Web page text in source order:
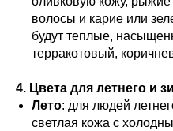
волосы и карие или
будут теплые,
терракотовый,
4. Цвета для летнего и
Лето: для людей
светлая кожа с